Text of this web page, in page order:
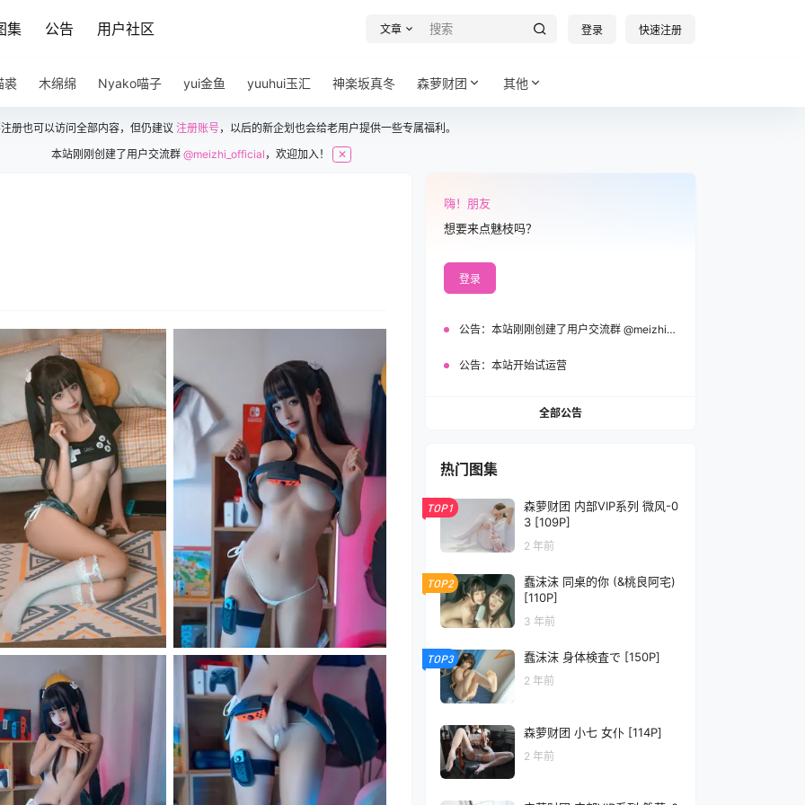
集 公告 用户社区 文章 登录 快速注册
裘 木绵绵 Nyako喵子 yui金鱼 yuuhui玉汇 神楽坂真冬 森萝财团 其他
册也可以访问全部内容，但仍建议 注册账号，以后的新企划也会给老用户提供一些专属福利。
本站刚刚创建了用户交流群@meizhi_official ，欢迎加入！ ✕
嗨！朋友
想要来点魅枝吗？
登录
公告： 本站刚刚创建了用户交流群 @meizhi_official，欢迎加入！
公告： 本站开始试运营
全部公告
热门图集
TOP1
森萝财团 内部VIP系列 微风-0
3 [109P]
2 年前
TOP2
蠢沫沫 同桌的你 (&桃良阿宅)
[110P]
3 年前
TOP3 蠢沫沫 身体検査で [150P]
2 年前
森萝财团 小七 女仆 [114P]
2 年前